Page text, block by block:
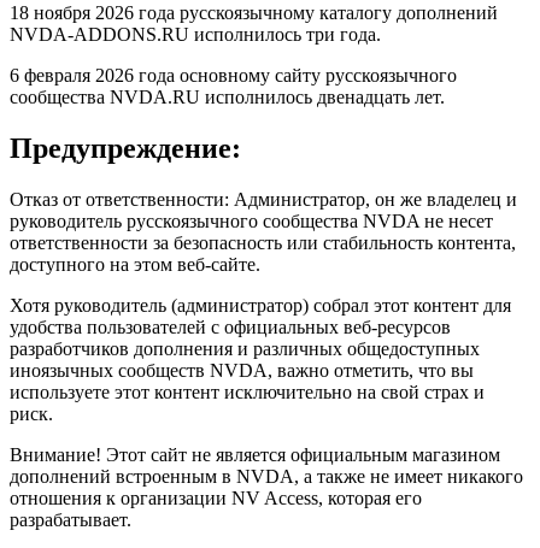
18 ноября 2026 года русскоязычному каталогу дополнений
NVDA-ADDONS.RU исполнилось три года.
6 февраля 2026 года основному сайту русскоязычного
сообщества NVDA.RU исполнилось двенадцать лет.
Предупреждение:
Отказ от ответственности: Администратор, он же владелец и
руководитель русскоязычного сообщества NVDA не несет
ответственности за безопасность или стабильность контента,
доступного на этом веб-сайте.
Хотя руководитель (администратор) собрал этот контент для
удобства пользователей с официальных веб-ресурсов
разработчиков дополнения и различных общедоступных
иноязычных сообществ NVDA, важно отметить, что вы
используете этот контент исключительно на свой страх и
риск.
Внимание! Этот сайт не является официальным магазином
дополнений встроенным в NVDA, а также не имеет никакого
отношения к организации NV Access, которая его
разрабатывает.